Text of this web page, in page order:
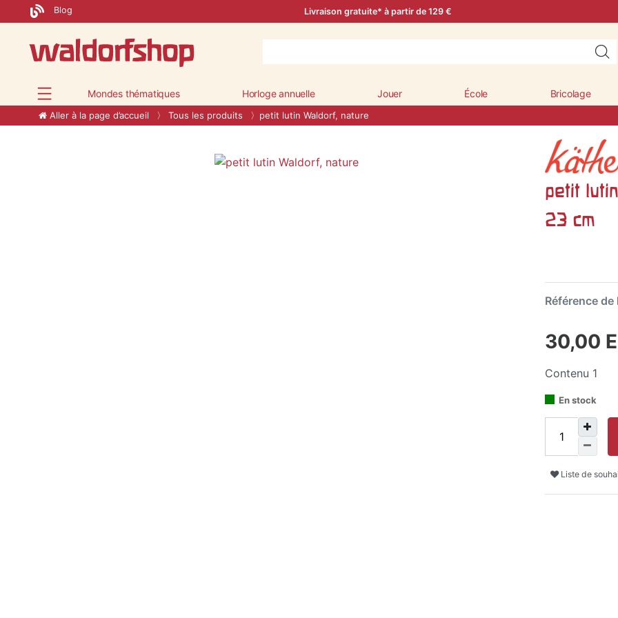
Blog Livraison gratuite* à partir de 129 €
Mondes thématiques Horloge annuelle Jouer École Bricolage
Aller à la page d’accueil Tous les produits petit lutin Waldorf, nature
petit
23 cm
Référence de
30,00
Contenu 1
En stock
Liste de